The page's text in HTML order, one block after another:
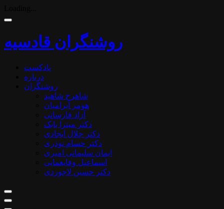
روشنگران قادسیه
پادکست
درباره
روشنگران
شاهرخ شاهید
هومر آبرامیان
آزاد فارسانی
دکتر میترا بابک
دکتر جلال ایجادی
دکتر حسام نوذری
ایمان سلیمانی امیری
اسماعیل وفایغمایی
دکتر حسین لاجوردی